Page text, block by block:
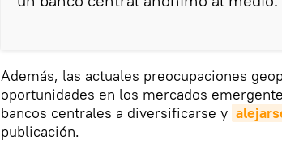
Además, las actuales preocupaciones
oportunidades en los mercados
bancos centrales a diversificarse y
publicación.